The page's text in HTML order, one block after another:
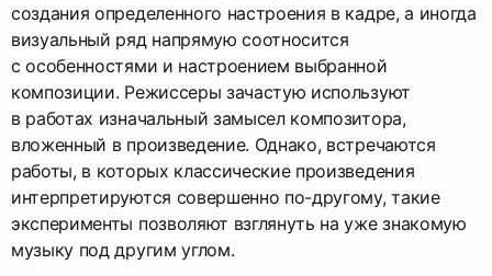
создания определенного настроения в кадре, а иногда
визуальный ряд напрямую соотносится
с особенностями и настроением выбранной
композиции. Режиссеры зачастую используют
в работах изначальный замысел композитора,
вложенный в произведение. Однако, встречаются
работы, в которых классические произведения
интерпретируются совершенно по-другому, такие
эксперименты позволяют взглянуть на уже знакомую
музыку под другим углом.